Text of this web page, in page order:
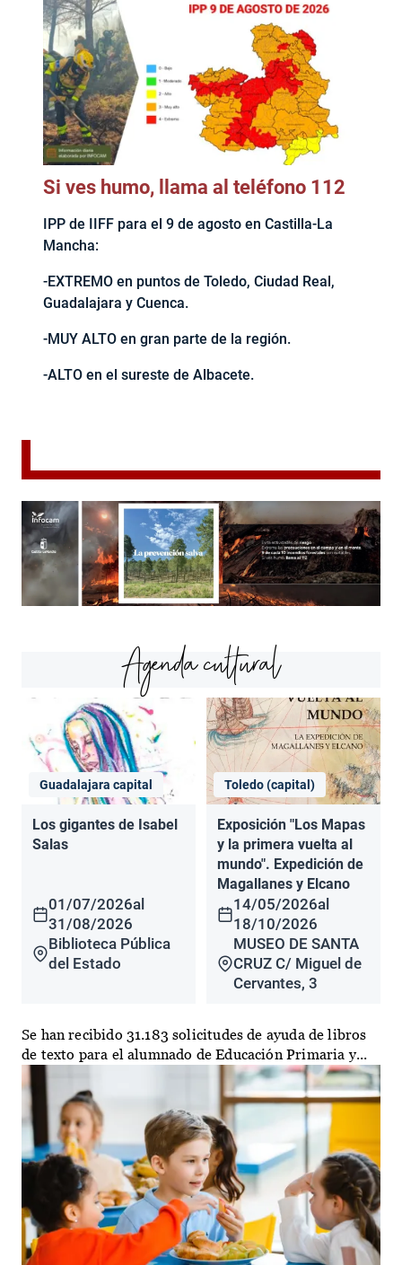
Si ves humo, llama al teléfono 112
IPP de IIFF para el 9 de agosto en Castilla-La
Mancha:
-EXTREMO en puntos de Toledo, Ciudad Real,
Guadalajara y Cuenca.
-MUY ALTO en gran parte de la región.
-ALTO en el sureste de Albacete.
Agenda cultural
Guadalajara capital
Los gigantes de Isabel
Salas
01/07/2026al
31/08/2026
Biblioteca Pública
del Estado
Toledo (capital)
Exposición "Los Mapas
y la primera vuelta al
mundo". Expedición de
Magallanes y Elcano
14/05/2026al
18/10/2026
MUSEO DE SANTA
CRUZ C/ Miguel de
Cervantes, 3
Se han recibido 31.183 solicitudes de ayuda de libros
de texto para el alumnado de Educación Primaria y...